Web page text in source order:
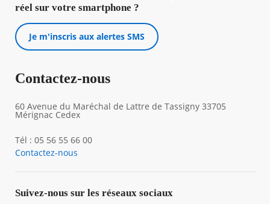
réel sur votre smartphone ?
Je m'inscris aux alertes SMS
Contactez-nous
60 Avenue du Maréchal de Lattre de Tassigny 33705
Mérignac Cedex
Tél : 05 56 55 66 00
Contactez-nous
Suivez-nous sur les réseaux sociaux